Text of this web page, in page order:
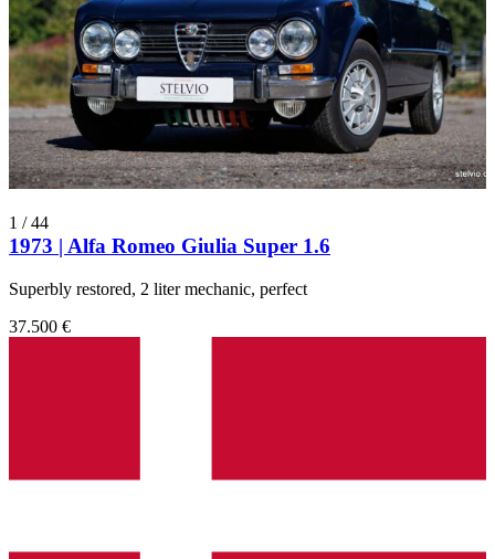
1 /44
1973 | Alfa Romeo Giulia Super 1.6
Superbly restored, 2 liter mechanic, perfect
37.500 €